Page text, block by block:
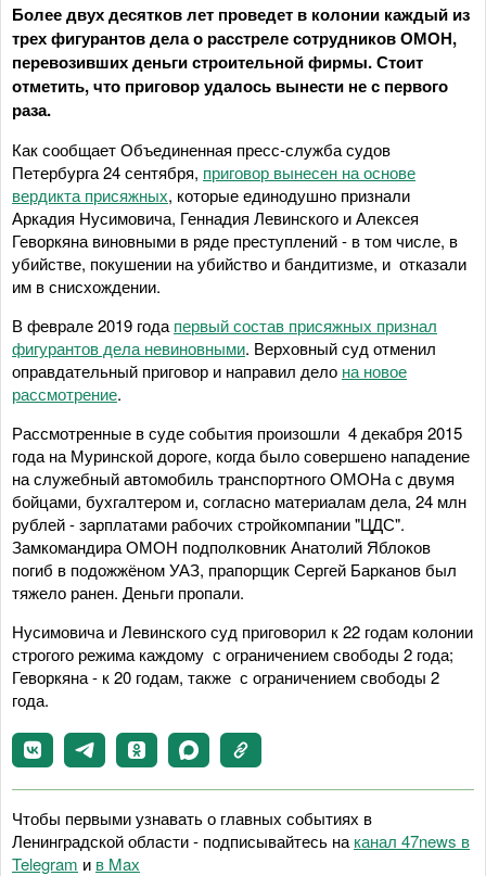
Более двух десятков лет проведет в колонии каждый из
трех фигурантов дела о расстреле сотрудников ОМОН,
перевозивших деньги строительной фирмы. Стоит
отметить, что приговор удалось вынести не с первого
раза.
Как сообщает Объединенная пресс-служба судов
Петербурга 24 сентября, приговор вынесен на основе
вердикта присяжных, которые единодушно признали
Аркадия Нусимовича, Геннадия Левинского и Алексея
Геворкяна виновными в ряде преступлений - в том числе, в
убийстве, покушении на убийство и бандитизме, и отказали
им в снисхождении.
В феврале 2019 года первый состав присяжных признал
фигурантов дела невиновными. Верховный суд отменил
оправдательный приговор и направил дело на новое
рассмотрение.
Рассмотренные в суде события произошли 4 декабря 2015
года на Муринской дороге, когда было совершено нападение
на служебный автомобиль транспортного ОМОНа с двумя
бойцами, бухгалтером и, согласно материалам дела, 24 млн
рублей - зарплатами рабочих стройкомпании "ЦДС".
Замкомандира ОМОН подполковник Анатолий Яблоков
погиб в подожжёном УАЗ, прапорщик Сергей Барканов был
тяжело ранен. Деньги пропали.
Нусимовича и Левинского суд приговорил к 22 годам колонии
строгого режима каждому с ограничением свободы 2 года;
Геворкяна - к 20 годам, также с ограничением свободы 2
года.
Чтобы первыми узнавать о главных событиях в
Ленинградской области - подписывайтесь на канал 47news в
Telegram и в Maх